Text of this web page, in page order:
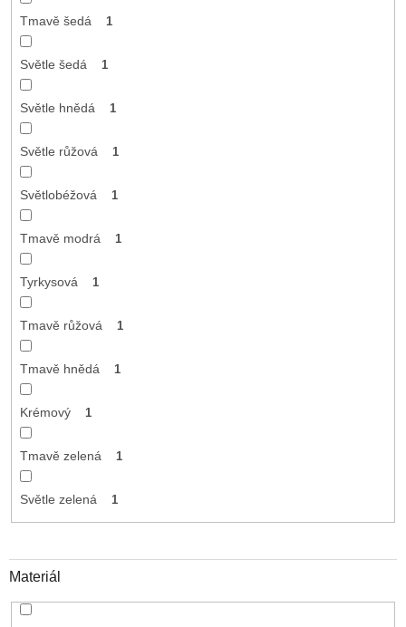
Tmavě šedá 1
Světle šedá 1
Světle hnědá 1
Světle růžová 1
Světlobéžová 1
Tmavě modrá 1
Tyrkysová 1
Tmavě růžová 1
Tmavě hnědá 1
Krémový 1
Tmavě zelená 1
Světle zelená 1
Materiál